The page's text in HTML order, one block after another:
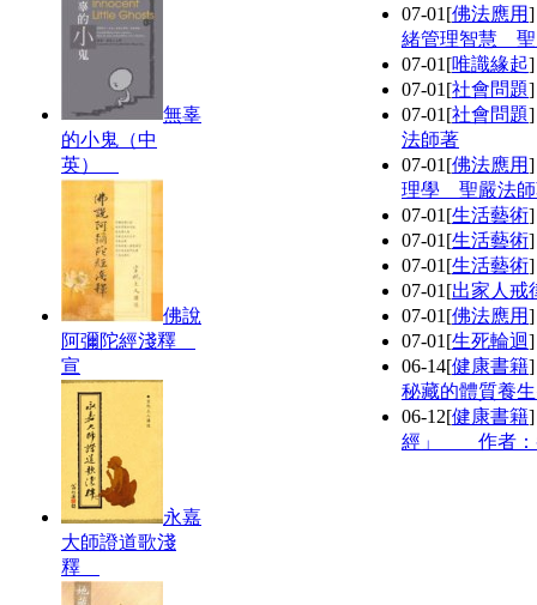
無辜
的小鬼（中
英）
佛說
阿彌陀經淺釋
宣
永嘉
大師證道歌淺
釋
07-01 [佛法應用
緒管理智慧
07-01 [唯識緣起
07-01 [社會問題
07-01 [社會問題
法師著
07-01 [佛法應用
理學 聖嚴法
07-01 [生活藝術
07-01 [生活藝術
07-01 [生活藝術
07-01 [出家人戒
07-01 [佛法應用
07-01 [生死輪迴
06-14[健康書籍
秘藏的體質養
06-12[健康書籍
經」 作者：